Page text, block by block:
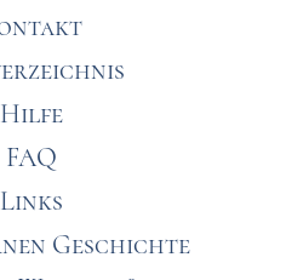
Hilfe
FAQ
Links
Geschichte